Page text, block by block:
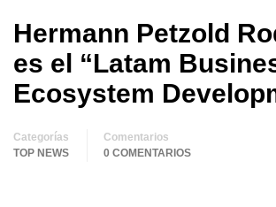
Hermann Petzold
es el “Latam
Ecosystem
Categorías
TOP NEWS
Comentarios
0 COMENTARIOS